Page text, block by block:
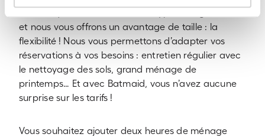
et nous vous offrons un avantage de taille : la
flexibilité ! Nous vous permettons d’adapter vos
réservations à vos besoins : entretien régulier avec
le nettoyage des sols, grand ménage de
printemps… Et avec Batmaid, vous n’avez aucune
surprise sur les tarifs !
Vous souhaitez ajouter deux heures de ménage